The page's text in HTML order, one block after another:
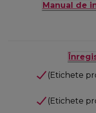
Manual de
(Etichete
(Etichete